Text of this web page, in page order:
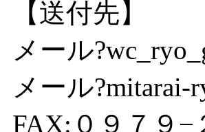
【送付先】
メール
メール?mitarai-
FAX:０９７９−